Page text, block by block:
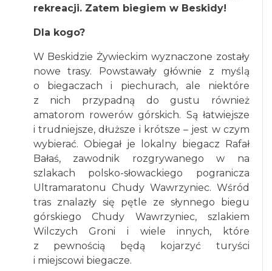
rekreacji. Zatem biegiem w Beskidy!
Dla kogo?
W Beskidzie Żywieckim wyznaczone zostały
nowe trasy. Powstawały głównie z myślą
o biegaczach i piechurach, ale niektóre
z nich przypadną do gustu również
amatorom rowerów górskich. Są łatwiejsze
i trudniejsze, dłuższe i krótsze – jest w czym
wybierać. Obiegał je lokalny biegacz Rafał
Bałaś, zawodnik rozgrywanego w na
szlakach polsko-słowackiego pogranicza
Ultramaratonu Chudy Wawrzyniec. Wśród
tras znalazły się pętle ze słynnego biegu
górskiego Chudy Wawrzyniec, szlakiem
Wilczych Groni i wiele innych, które
z pewnością będą kojarzyć turyści
i miejscowi biegacze.